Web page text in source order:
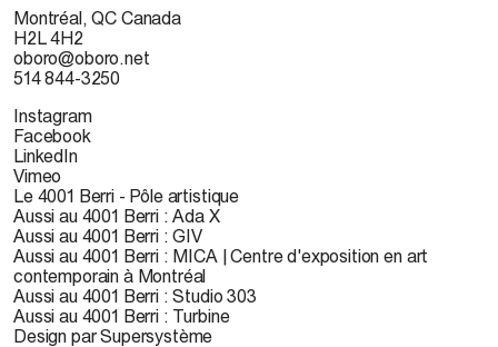
Montréal, QC Canada
H2L 4H2
oboro@oboro.net
514 844-3250
Instagram
Facebook
LinkedIn
Vimeo
Le 4001 Berri - Pôle artistique
Aussi au 4001 Berri : Ada X
Aussi au 4001 Berri : GIV
Aussi au 4001 Berri : MICA | Centre d'exposition en art
contemporain à Montréal
Aussi au 4001 Berri : Studio 303
Aussi au 4001 Berri : Turbine
Design par Supersystème